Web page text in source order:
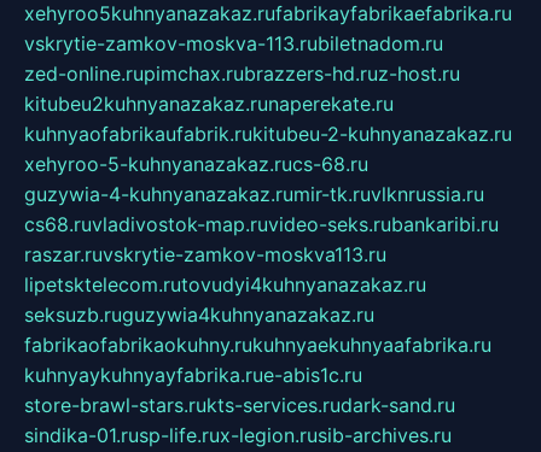
xehyroo5kuhnyanazakaz.rufabrikayfabrikaefabrika.ru
vskrytie-zamkov-moskva-113.rubiletnadom.ru
zed-online.rupimchax.rubrazzers-hd.ruz-host.ru
kitubeu2kuhnyanazakaz.runaperekate.ru
kuhnyaofabrikaufabrik.rukitubeu-2-kuhnyanazakaz.ru
xehyroo-5-kuhnyanazakaz.rucs-68.ru
guzywia-4-kuhnyanazakaz.rumir-tk.ruvlknrussia.ru
cs68.ruvladivostok-map.ruvideo-seks.rubankaribi.ru
raszar.ruvskrytie-zamkov-moskva113.ru
lipetsktelecom.rutovudyi4kuhnyanazakaz.ru
seksuzb.ruguzywia4kuhnyanazakaz.ru
fabrikaofabrikaokuhny.rukuhnyaekuhnyaafabrika.ru
kuhnyaykuhnyayfabrika.rue-abis1c.ru
store-brawl-stars.rukts-services.rudark-sand.ru
sindika-01.rusp-life.rux-legion.rusib-archives.ru